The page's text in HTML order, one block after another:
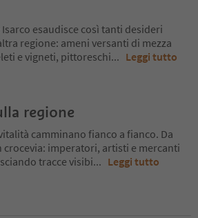
esaudisce così tanti desideri
regione: ameni versanti di mezza
e vigneti, pittoreschi... Leggi tutto
regione
camminano fianco a fianco. Da
crocevia: imperatori, artisti e mercanti
tracce visibi... Leggi tutto